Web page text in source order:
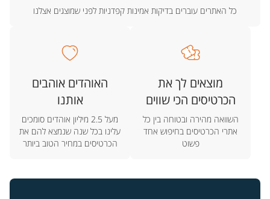
כל האתרים עוברים בדיקות אמינות קפדניות לפני שמוצגים אצלנו
מוצאים לך את
הכרטיסים הכי שווים
השוואה מהירה ובטוחה בין כל
אתרי הכרטיסים בחיפוש אחד
פשוט
האוהדים אוהבים
אותנו
מעל 2.5 מיליון אוהדים סומכים
עלינו בכל שנה שנמצא להם את
הכרטיסים במחיר הטוב ביותר